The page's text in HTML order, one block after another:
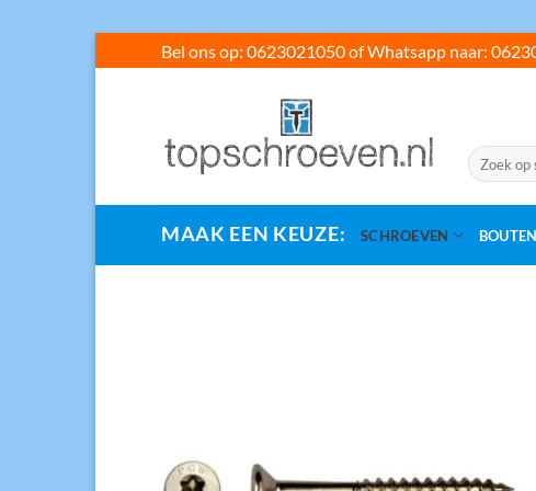
naar
Bel ons op: 0623021050 of Whatsapp naar:
Zoeken
naar:
MAAK EEN KEUZE: SCHROEVEN